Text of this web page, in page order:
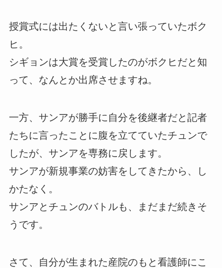
授賞式には出たくないと言い張っていたボク
ヒ。
シギョンは大賞を受賞したのがボクヒだと知
って、なんとか出席させますね。
一方、サンアが勝手に自分を後継者だと記者
たちに言ったことに腹を立てていたチュンで
したが、サンアを専務に戻します。
サンアが新規事業の妨害をしてきたから、し
かたなく。
サンアとチュンのバトルも、まだまだ続きそ
うです。
さて、自分が生まれた産院のもと看護師にこ